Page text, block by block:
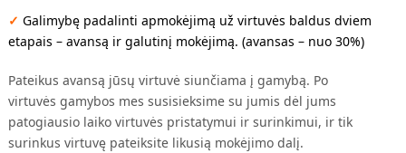
✓ Galimybę padalinti apmokėjimą už virtuvės baldus dviem
etapais – avansą ir galutinį mokėjimą. (avansas – nuo 30%)
Pateikus avansą jūsų virtuvė siunčiama į gamybą. Po
virtuvės gamybos mes susisieksime su jumis dėl jums
patogiausio laiko virtuvės pristatymui ir surinkimui, ir tik
surinkus virtuvę pateiksite likusią mokėjimo dalį.